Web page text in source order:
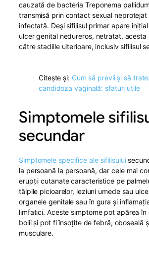
cauzată de bacteria Treponema
transmisă prin contact sexual neprotejat
infectată. Deși sifilisul primar apare
ulcer genital nedureros, netratat,
către stadiile ulterioare, inclusiv sifilisul
Citește și: Cum să previi și să
candidoza vaginală: sfaturi utile
Simptomele
secundar
Simptomele specifice ale sifilisului
la persoană la persoană, dar cele mai
erupții cutanate caracteristice pe
tălpile picioarelor, leziuni umede sau
organele genitale sau în gura și
limfatici. Aceste simptome pot apărea
bolii și pot fi însoțite de febră, oboseală
musculare.